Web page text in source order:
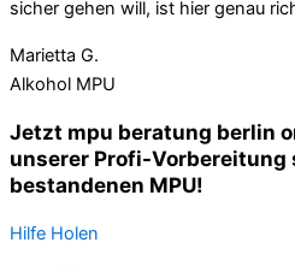
sicher gehen will, ist hier genau
Marietta G.
Alkohol MPU
Jetzt mpu beratung berlin
unserer Profi-
bestandenen MPU!
Hilfe Holen